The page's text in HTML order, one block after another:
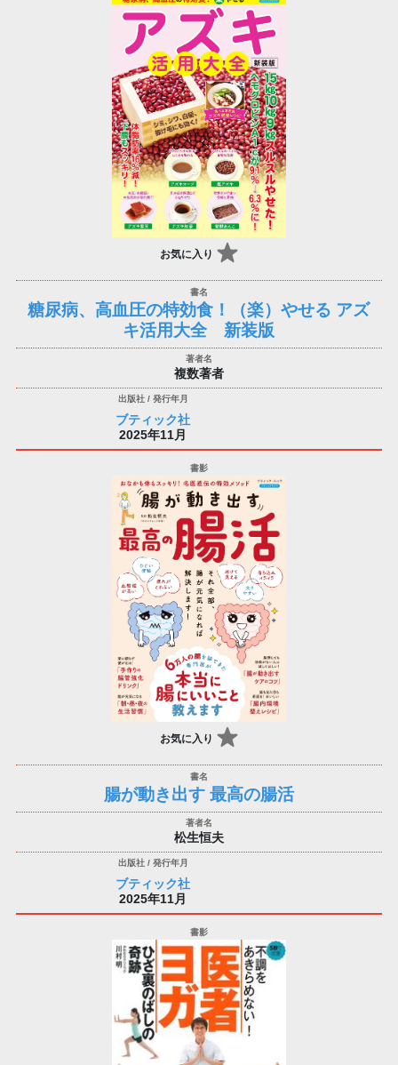
お気に入り
糖尿病、高血圧の特効食！（楽）やせる アズ
キ活用大全 新装版
複数著者
ブティック社
2025年11月
お気に入り
腸が動き出す 最高の腸活
松生恒夫
ブティック社
2025年11月